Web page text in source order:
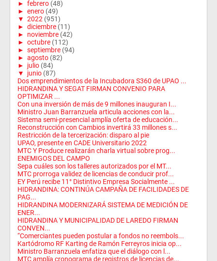
► febrero (48)
► enero (49)
▼ 2022 (951)
► diciembre (11)
► noviembre (42)
► octubre (112)
► septiembre (94)
► agosto (82)
► julio (84)
▼
junio (87)
Dos emprendimientos de la Incubadora S360 de UPAO ...
HIDRANDINA Y SEGAT FIRMAN CONVENIO PARA
OPTIMIZAR ...
Con una inversión de más de 9 millones inauguran I...
Ministro Juan Barranzuela articula acciones con la...
Sistema semi-presencial amplía oferta de educación...
Reconstrucción con Cambios invertirá 33 millones s...
Restricción de la tercerización: disparo al pie
UPAO, presente en CADE Universitario 2022
MTC Y Produce realizarán charla virtual sobre prog...
ENEMIGOS DEL CAMPO
Sepa cuáles son los talleres autorizados por el MT...
MTC prorroga validez de licencias de conducir prof...
EY Perú recibe 11° Distintivo Empresa Socialmente ...
HIDRANDINA: CONTINÚA CAMPAÑA DE FACILIDADES DE
PAG...
HIDRANDINA MODERNIZARÁ SISTEMA DE MEDICIÓN DE
ENER...
HIDRANDINA Y MUNICIPALIDAD DE LAREDO FIRMAN
CONVEN...
“Comerciantes pueden postular a fondos no reembols...
Kartódromo RF Karting de Ramón Ferreyros inicia op...
Ministro Barranzuela enfatiza que el diálogo con l...
MTC amplía cronograma de registros de licencias de...